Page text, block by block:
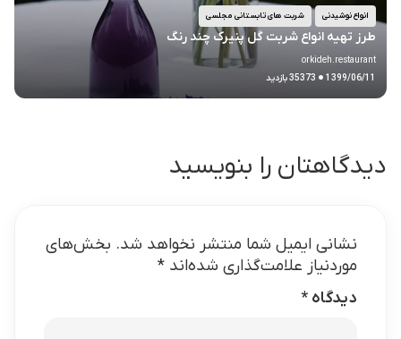
انواع نوشیدنی شربت های تابستانی مجلسی
طرز تهیه انواع شربت گل پنیرک چند رنگ
orkideh.restaurant
1399/06/11
.35373 بازدید
دیدگاهتان را بنویسید
نشانی ایمیل شما منتشر نخواهد شد. بخش‌های
موردنیاز علامت‌گذاری شده‌اند *
دیدگاه *